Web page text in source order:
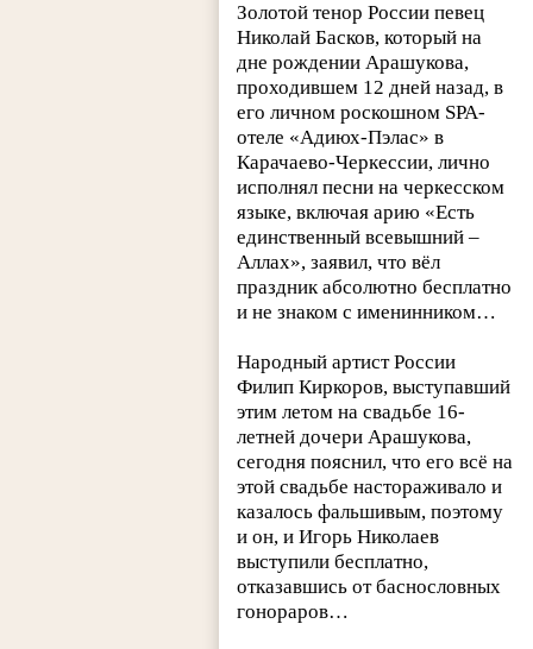
Золотой тенор России певец
Николай Басков, который на
дне рождении Арашукова,
проходившем 12 дней назад, в
его личном роскошном SPA-
отеле «Адиюх-Пэлас» в
Карачаево-Черкессии, лично
исполнял песни на черкесском
языке, включая арию «Есть
единственный всевышний –
Аллах», заявил, что вёл
праздник абсолютно бесплатно
и не знаком с именинником…
Народный артист России
Филип Киркоров, выступавший
этим летом на свадьбе 16-
летней дочери Арашукова,
сегодня пояснил, что его всё на
этой свадьбе настораживало и
казалось фальшивым, поэтому
и он, и Игорь Николаев
выступили бесплатно,
отказавшись от баснословных
гонораров…